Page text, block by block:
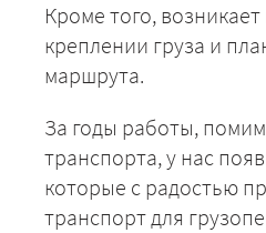
Кроме того,
креплении груза и
маршрута.
За годы работы,
транспорта, у нас
которые с радостью
транспорт для